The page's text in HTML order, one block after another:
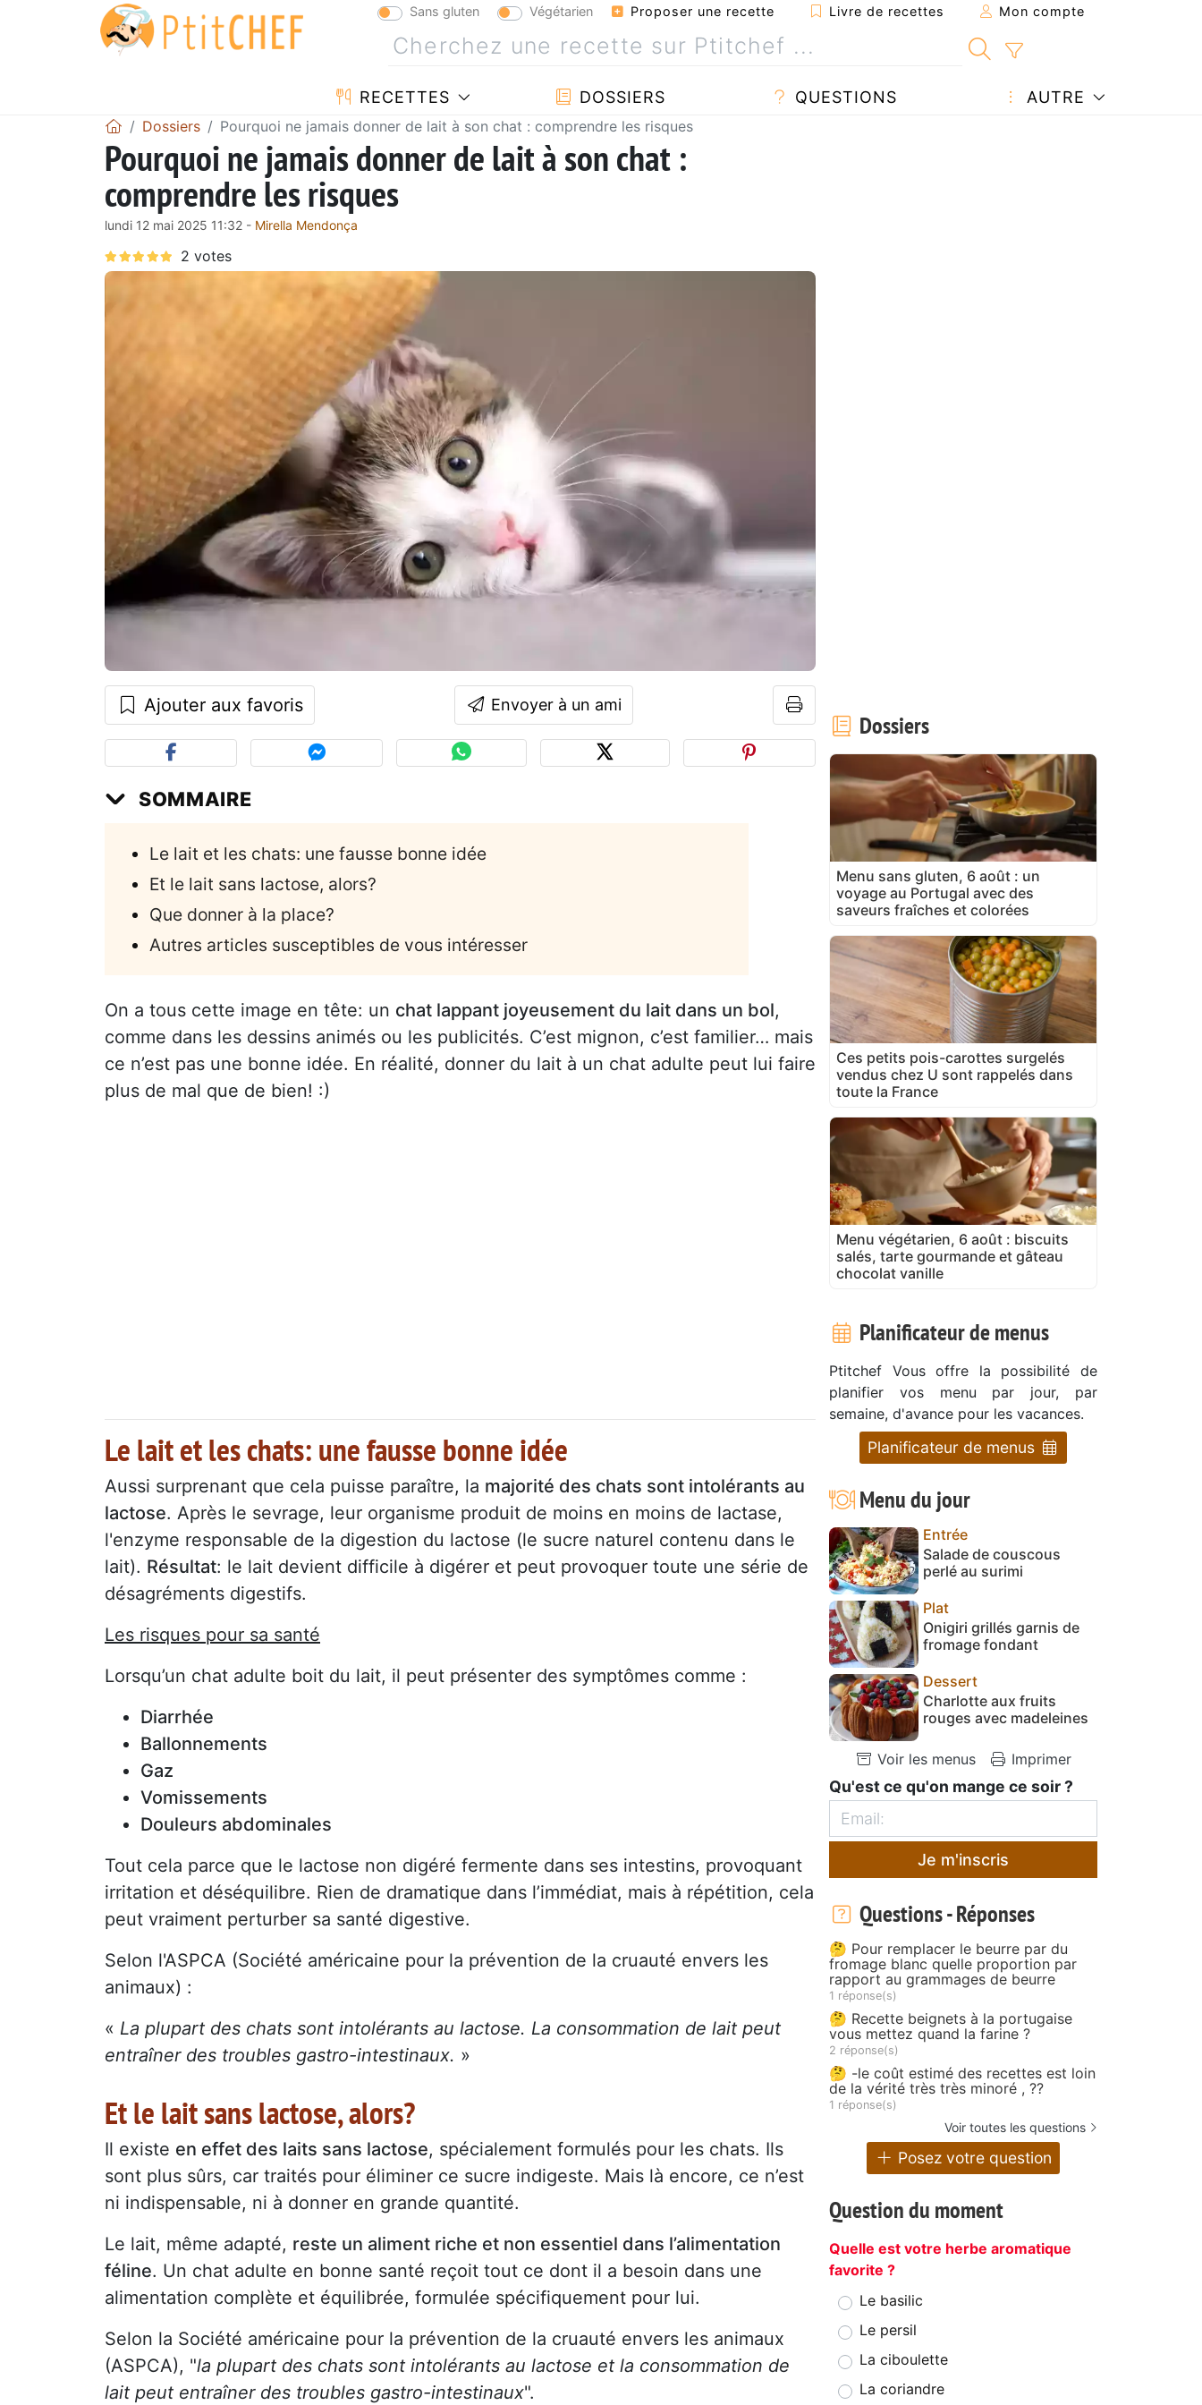
Sans gluten Végétarien Proposer une recette Livre de recettes Mon compte
RECETTES DOSSIERS QUESTIONS AUTRE
Dossiers Pourquoi ne jamais donner de lait à son chat : comprendre les risques
Pourquoi ne jamais donner de lait à son chat :
comprendre les risques
lundi 12 mai 2025 11:32 - Mirella Mendonça
Ajouter aux favoris Envoyer à un ami
SOMMAIRE
Le lait et les chats: une fausse bonne idée
Et le lait sans lactose, alors?
Que donner à la place?
Autres articles susceptibles de vous intéresser
On a tous cette image en tête: un chat lappant joyeusement du lait dans un bol,
comme dans les dessins animés ou les publicités. C’est mignon, c’est familier… mais
ce n’est pas une bonne idée. En réalité, donner du lait à un chat adulte peut lui faire
plus de mal que de bien! :)
Le lait et les chats: une fausse bonne idée
Aussi surprenant que cela puisse paraître, la majorité des chats sont intolérants au
lactose. Après le sevrage, leur organisme produit de moins en moins de lactase,
l'enzyme responsable de la digestion du lactose (le sucre naturel contenu dans le
lait). Résultat: le lait devient difficile à digérer et peut provoquer toute une série de
désagréments digestifs.
Les risques pour sa santé
Lorsqu’un chat adulte boit du lait, il peut présenter des symptômes comme :
Diarrhée
Ballonnements
Gaz
Vomissements
Douleurs abdominales
Tout cela parce que le lactose non digéré fermente dans ses intestins, provoquant
irritation et déséquilibre. Rien de dramatique dans l’immédiat, mais à répétition, cela
peut vraiment perturber sa santé digestive.
Selon l'ASPCA (Société américaine pour la prévention de la cruauté envers les
animaux) :
« La plupart des chats sont intolérants au lactose. La consommation de lait peut
entraîner des troubles gastro-intestinaux. »
Et le lait sans lactose, alors?
Il existe en effet des laits sans lactose, spécialement formulés pour les chats. Ils
sont plus sûrs, car traités pour éliminer ce sucre indigeste. Mais là encore, ce n’est
ni indispensable, ni à donner en grande quantité.
Le lait, même adapté, reste un aliment riche et non essentiel dans l’alimentation
féline. Un chat adulte en bonne santé reçoit tout ce dont il a besoin dans une
alimentation complète et équilibrée, formulée spécifiquement pour lui.
Selon la Société américaine pour la prévention de la cruauté envers les animaux
(ASPCA), "la plupart des chats sont intolérants au lactose et la consommation de
lait peut entraîner des troubles gastro-intestinaux".
Dossiers
Menu sans gluten, 6 août : un
voyage au Portugal avec des
saveurs fraîches et colorées
Ces petits pois-carottes surgelés
vendus chez U sont rappelés dans
toute la France
Menu végétarien, 6 août : biscuits
salés, tarte gourmande et gâteau
chocolat vanille
Planificateur de menus
Ptitchef Vous offre la possibilité de
planifier vos menu par jour, par
semaine, d'avance pour les vacances.
Planificateur de menus
Menu du jour
Entrée
Salade de couscous
perlé au surimi
Plat
Onigiri grillés garnis de
fromage fondant
Dessert
Charlotte aux fruits
rouges avec madeleines
Voir les menus Imprimer
Qu'est ce qu'on mange ce soir ?
Je m'inscris
Questions - Réponses
🤔 Pour remplacer le beurre par du
fromage blanc quelle proportion par
rapport au grammages de beurre
1 réponse(s)
🤔 Recette beignets à la portugaise
vous mettez quand la farine ?
2 réponse(s)
🤔 -le coût estimé des recettes est loin
de la vérité très très minoré , ??
1 réponse(s)
Voir toutes les questions
Posez votre question
Question du moment
Quelle est votre herbe aromatique
favorite ?
Le basilic
Le persil
La ciboulette
La coriandre